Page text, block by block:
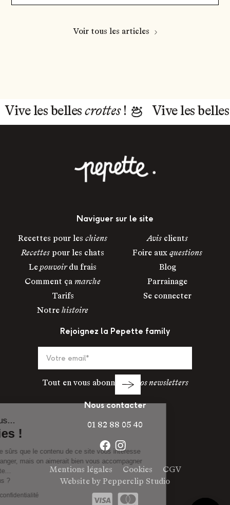
Voir tous les articles
Vive les belles crottes! Vive les
Naviguer sur le site
Recettes pour les chiens
Recettes pour les chats
Lepouvoirdu frais
Comment ça marche
Tarifs
Notre histoire
Avis clients
Foire aux questions
Blog
Parrainage
Se connecter
Rejoignez la Pepette family
Tout en vous abonnant à nos newsletters
Nous contacter
01 82 88 05 40
Mentions légales Cookies
CGV
Website by Pepperclip Studio
Salut c'est nous...
les Cookies !
On a attendu d'être sûrs que le contenu de ce site vous intéresse
avant de vous déranger, mais on aimerait bien vous accompagner
pendant votre visite...
C'est OK pour vous ?
Lire la politique de confidentialité